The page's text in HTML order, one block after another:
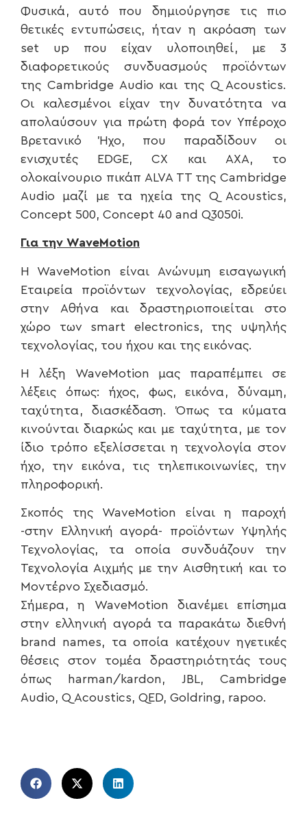
Φυσικά, αυτό που δημιούργησε τις πιο
θετικές εντυπώσεις, ήταν η ακρόαση των
set up που είχαν υλοποιηθεί, με 3
διαφορετικούς συνδυασμoύς προϊόντων
της Cambridge Audio και της Q Acoustics.
Οι καλεσμένοι είχαν την δυνατότητα να
απολαύσουν για πρώτη φορά τον Υπέροχο
Βρετανικό Ήχο, που παραδίδουν οι
ενισχυτές EDGE, CX και AXA, το
ολοκαίνουριο πικάπ ALVA TT της Cambridge
Audio μαζί με τα ηχεία της Q Acoustics,
Concept 500, Concept 40 and Q3050i.
Για την WaveMotion
H WaveMotion είναι Ανώνυμη εισαγωγική
Εταιρεία προϊόντων τεχνολογίας, εδρεύει
στην Αθήνα και δραστηριοποιείται στο
χώρο των smart electronics, της υψηλής
τεχνολογίας, του ήχου και της εικόνας.
H λέξη WaveMotion μας παραπέμπει σε
λέξεις όπως: ήχος, φως, εικόνα, δύναμη,
ταχύτητα, διασκέδαση. Όπως τα κύματα
κινούνται διαρκώς και με ταχύτητα, με τον
ίδιο τρόπο εξελίσσεται η τεχνολογία στον
ήχο, την εικόνα, τις τηλεπικοινωνίες, την
πληροφορική.
Σκοπός της WaveMotion είναι η παροχή
-στην Ελληνική αγορά- προϊόντων Υψηλής
Τεχνολογίας, τα οποία συνδυάζουν την
Τεχνολογία Αιχμής με την Αισθητική και το
Μοντέρνο Σχεδιασμό.
Σήμερα, η WaveMotion διανέμει επίσημα
στην ελληνική αγορά τα παρακάτω διεθνή
brand names, τα οποία κατέχουν ηγετικές
θέσεις στον τομέα δραστηριότητάς τους
όπως harman/kardon, JBL, Cambridge
Audio, Q Acoustics, QED, Goldring, rapoo.